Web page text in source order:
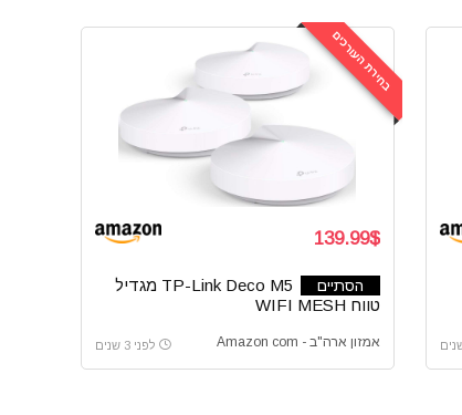
בחירת העורכים
139.99$
הסתיים
TP-Link Deco M5 מגדיל
טווח WIFI MESH
אמזון ארה"ב - Amazon com לפני 3 שנים